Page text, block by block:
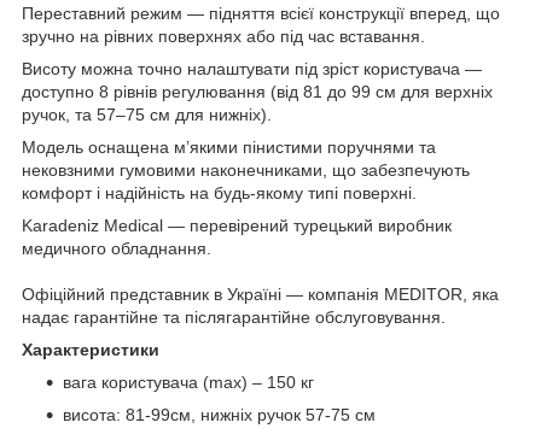
Переставний режим — підняття всієї конструкції вперед, що
зручно на рівних поверхнях або під час вставання.
Висоту можна точно налаштувати під зріст користувача —
доступно 8 рівнів регулювання (від 81 до 99 см для верхніх
ручок, та 57–75 см для нижніх).
Модель оснащена м’якими пінистими поручнями та
нековзними гумовими наконечниками, що забезпечують
комфорт і надійність на будь-якому типі поверхні.
Karadeniz Medical — перевірений турецький виробник
медичного обладнання.
Офіційний представник в Україні — компанія MEDITOR, яка
надає гарантійне та післягарантійне обслуговування.
Характеристики
вага користувача (max) – 150 кг
висота: 81-99см, нижніх ручок 57-75 см